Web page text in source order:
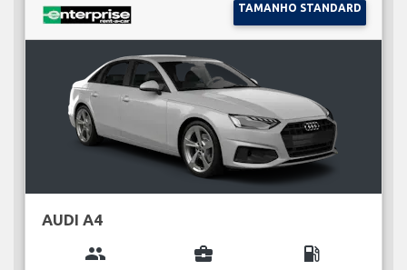
TAMANHO STANDARD
AUDI A4
group business_center local_gas_station